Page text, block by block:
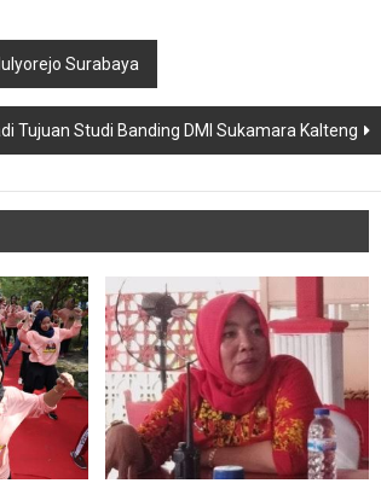
Surabaya
Tujuan Studi Banding DMI Sukamara Kalteng